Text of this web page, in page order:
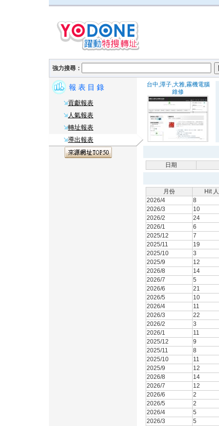
強力搜尋：
報 表 目 錄
貢獻報表
人氣報表
轉址報表
導出報表
台中,潭子,大雅,霧機電腦
維修
日期
月份
Hit
2026/4
8
2026/3
10
2026/2
24
2026/1
6
2025/12
7
2025/11
19
2025/10
3
2025/9
12
2026/8
14
2026/7
5
2026/6
21
2026/5
10
2026/4
11
2026/3
22
2026/2
3
2026/1
11
2025/12
9
2025/11
8
2025/10
11
2025/9
12
2026/8
14
2026/7
12
2026/6
2
2026/5
2
2026/4
5
2026/3
5